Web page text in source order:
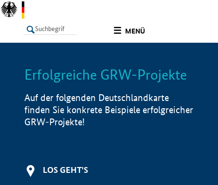
MENÜ
LISTE Info
Erfolgreiche GRW-Projekte
Auf der folgenden Deutschlandkarte
finden Sie konkrete Beispiele erfolgreicher
GRW-Projekte!
LOS GEHT'S